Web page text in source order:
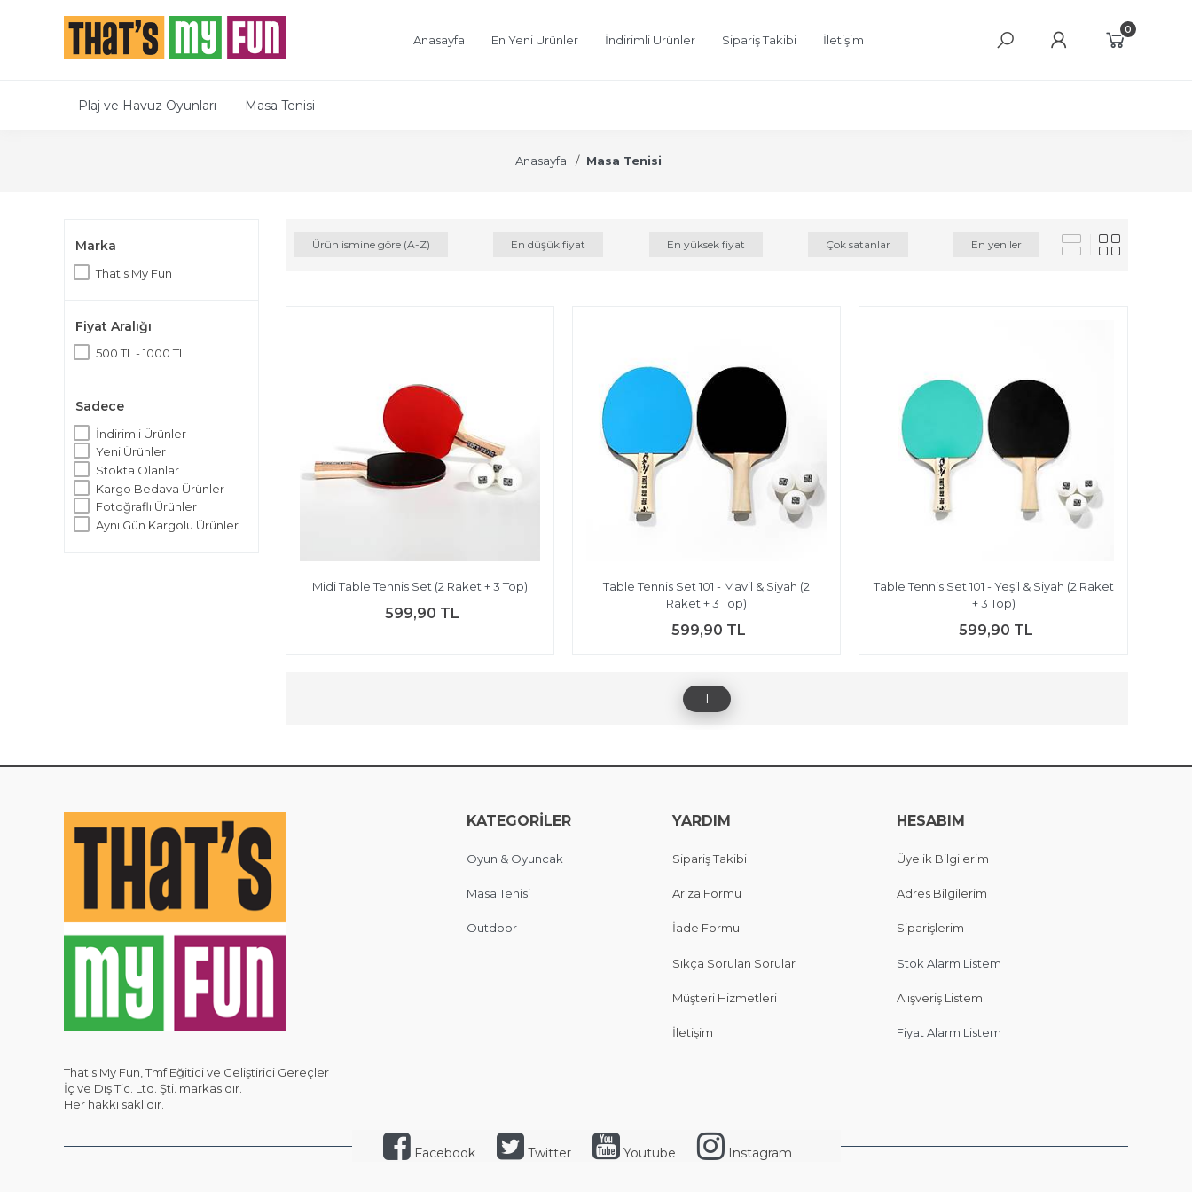
Anasayfa En Yeni Ürünler İndirimli Ürünler Sipariş Takibi İletişim
0
Plaj ve Havuz Oyunları Masa Tenisi
Anasayfa Masa Tenisi
Marka
That's My Fun
Fiyat Aralığı
500 TL - 1000 TL
Sadece
İndirimli Ürünler
Yeni Ürünler
Stokta Olanlar
Kargo Bedava Ürünler
Fotoğraflı Ürünler
Aynı Gün Kargolu Ürünler
Ürün ismine göre (A-Z) En düşük fiyat En yüksek fiyat Çok satanlar En yeniler
Midi Table Tennis Set (2 Raket + 3 Top)
599,90 TL
Table Tennis Set 101 - Mavil & Siyah (2
Raket + 3 Top)
599,90 TL
Table Tennis Set 101 - Yeşil & Siyah (2 Raket
+ 3 Top)
599,90 TL
1
That's My Fun, Tmf Eğitici ve Geliştirici Gereçler
İç ve Dış Tic. Ltd. Şti. markasıdır.
Her hakkı saklıdır.
KATEGORİLER
Oyun & Oyuncak
Masa Tenisi
Outdoor
YARDIM
Sipariş Takibi
Arıza Formu
İade Formu
Sıkça Sorulan Sorular
Müşteri Hizmetleri
İletişim
HESABIM
Üyelik Bilgilerim
Adres Bilgilerim
Siparişlerim
Stok Alarm Listem
Alışveriş Listem
Fiyat Alarm Listem
Facebook Twitter Youtube Instagram